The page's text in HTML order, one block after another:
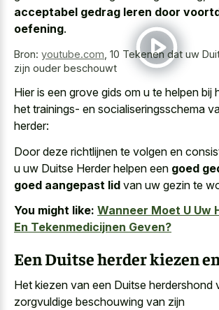
acceptabel gedrag leren door
oefening.
Bron: youtube.com 10 Tekenen dat uw
zijn ouder beschouwt
Hier is een grove gids om u te helpen bij
het trainings- en socialiseringsschema
herder:
Door deze richtlijnen te volgen en
u uw Duitse Herder helpen een goed
goed aangepast lid van uw gezin te
You might like: Wanneer Moet U Uw
En Tekenmedicijnen Geven?
Een Duitse herder kiezen
Het kiezen van een Duitse herdershond
zorgvuldige beschouwing van zijn